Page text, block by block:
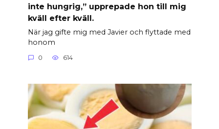
inte hungrig,” upprepade hon till mig
kväll efter kväll.
När jag gifte mig med Javier och flyttade med
honom
0 614